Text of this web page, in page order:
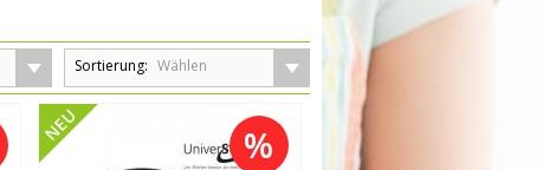
Sortierung: Wählen
%
NEU